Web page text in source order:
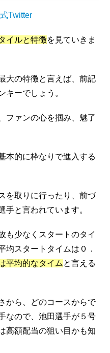
Twitter
イルと特徴を見ていきま
大の特徴と言えば、前記
キーでしょう。
ファンの心を掴み、魅了
本的に枠なりで進入する
を取りに行ったり、前づ
手と言われています。
も少なくスタートのタイ
均スタートタイムは０．
平均的なタイム と言える
から、どのコースからで
なので、池田選手が５号
高額配当の狙い目かも知